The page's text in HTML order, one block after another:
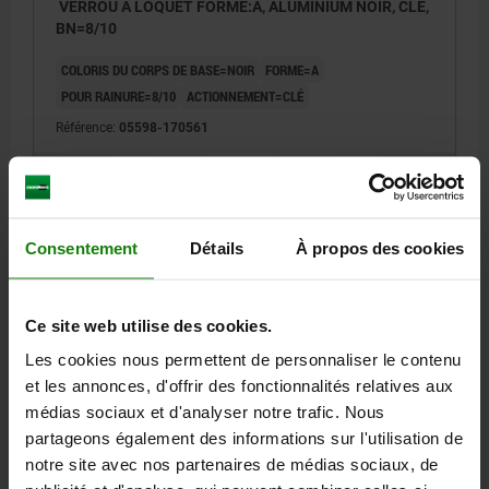
Consentement Détails À propos des cookies
Ce site web utilise des cookies.
Les cookies nous permettent de personnaliser le contenu
et les annonces, d'offrir des fonctionnalités relatives aux
médias sociaux et d'analyser notre trafic. Nous
partageons également des informations sur l'utilisation de
notre site avec nos partenaires de médias sociaux, de
VERROU À LOQUET FORME:A, ALUMINIUM NOIR, CLÉ,
BN=8/10
COLORIS DU CORPS DE BASE=NOIR
FORME=A
POUR RAINURE=8/10 ACTIONNEMENT=CLÉ
Référence: 05598-170561
DÉTAILS
05598 A
VERROU À LOQUET FORME:A, ALUMINIUM NOIR,
CARRÉ 8 MM, BN=8/10